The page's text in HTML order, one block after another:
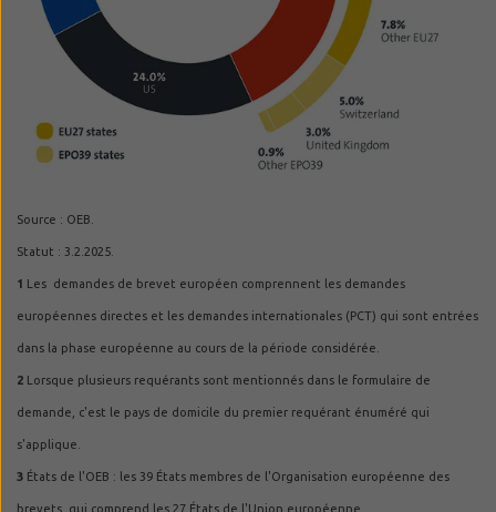
Source : OEB.
Statut : 3.2.2025.
1 Les demandes de brevet européen comprennent les demandes
européennes directes et les demandes internationales (PCT) qui sont entrées
dans la phase européenne au cours de la période considérée.
2 Lorsque plusieurs requérants sont mentionnés dans le formulaire de
demande, c'est le pays de domicile du premier requérant énuméré qui
s'applique.
3 États de l'OEB : les 39 États membres de l'Organisation européenne des
brevets, qui comprend les 27 États de l'Union européenne.